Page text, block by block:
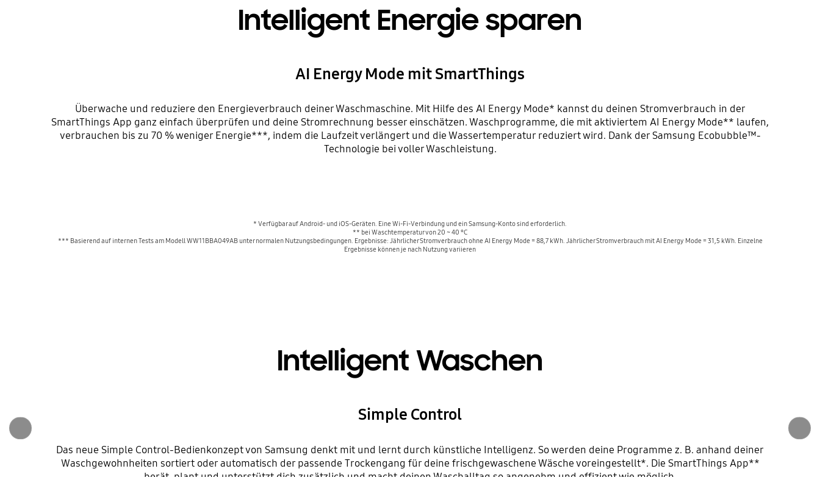
Intelligent Energie sparen
AI Energy Mode mit SmartThings
Überwache und reduziere den Energieverbrauch deiner Waschmaschine. Mit Hilfe des AI Energy Mode* kannst du deinen Stromverbrauch in der
SmartThings App ganz einfach überprüfen und deine Stromrechnung besser einschätzen. Waschprogramme, die mit aktiviertem AI Energy Mode** laufen,
verbrauchen bis zu 70 % weniger Energie***, indem die Laufzeit verlängert und die Wassertemperatur reduziert wird. Dank der Samsung Ecobubble™-
Technologie bei voller Waschleistung.
* Verfügbar auf Android- und iOS-Geräten. Eine Wi-Fi-Verbindung und ein Samsung-Konto sind erforderlich.
** bei Waschtemperatur von 20 ~ 40 °C
*** Basierend auf internen Tests am Modell WW11BBA049AB unter normalen Nutzungsbedingungen. Ergebnisse: Jährlicher Stromverbrauch ohne AI Energy Mode = 88,7 kWh. Jährlicher Stromverbrauch mit AI Energy Mode = 31,5 kWh. Einzelne
Ergebnisse können je nach Nutzung variieren
Intelligent Waschen
Simple Control
Das neue Simple Control-Bedienkonzept von Samsung denkt mit und lernt durch künstliche Intelligenz. So werden deine Programme z. B. anhand deiner
Waschgewohnheiten sortiert oder automatisch der passende Trockengang für deine frischgewaschene Wäsche voreingestellt*. Die SmartThings App**